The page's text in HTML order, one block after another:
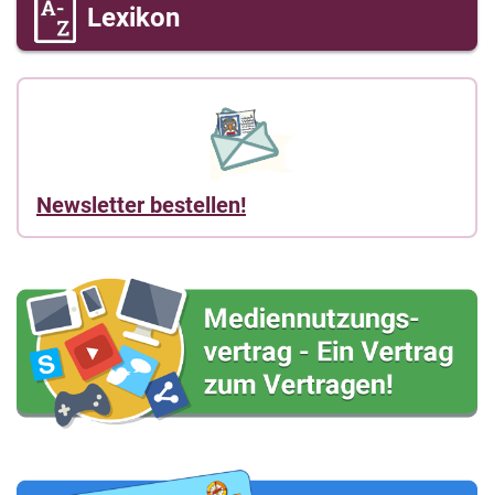
Lexikon
Newsletter bestellen!